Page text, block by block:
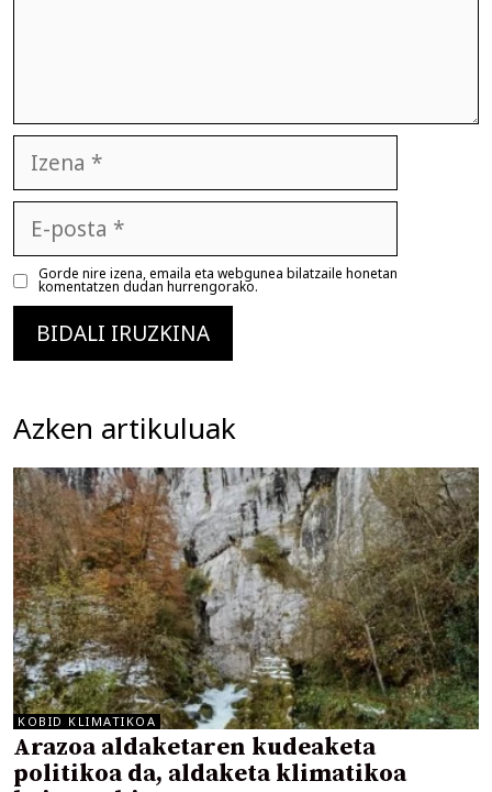
posta
Gorde nire izena, emaila eta webgunea bilatzaile honetan
komentatzen dudan hurrengorako.
Azken artikuluak
KOBID KLIMATIKOA
Arazoa aldaketaren kudeaketa
politikoa da, aldaketa klimatikoa